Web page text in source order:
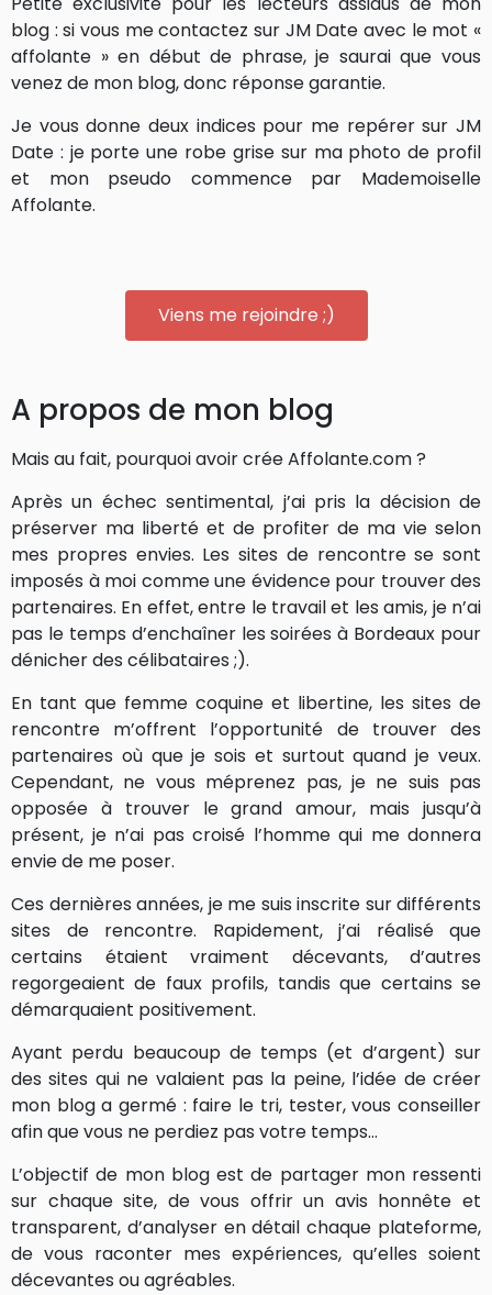
blog : si vous me contactez sur JM Date avec le mot «
affolante » en début de phrase, je saurai que vous
venez de mon blog, donc réponse garantie.
Je vous donne deux indices pour me repérer sur JM
Date : je porte une robe grise sur ma photo de profil
et mon pseudo commence par Mademoiselle
Affolante.
Viens me rejoindre ;)
A propos de mon blog
Mais au fait, pourquoi avoir crée Affolante.com ?
Après un échec sentimental, j’ai pris la décision de
préserver ma liberté et de profiter de ma vie selon
mes propres envies. Les sites de rencontre se sont
imposés à moi comme une évidence pour trouver des
partenaires. En effet, entre le travail et les amis, je n’ai
pas le temps d’enchaîner les soirées à Bordeaux pour
dénicher des célibataires ;).
En tant que femme coquine et libertine, les sites de
rencontre m’offrent l’opportunité de trouver des
partenaires où que je sois et surtout quand je veux.
Cependant, ne vous méprenez pas, je ne suis pas
opposée à trouver le grand amour, mais jusqu’à
présent, je n’ai pas croisé l’homme qui me donnera
envie de me poser.
Ces dernières années, je me suis inscrite sur différents
sites de rencontre. Rapidement, j’ai réalisé que
certains étaient vraiment décevants, d’autres
regorgeaient de faux profils, tandis que certains se
démarquaient positivement.
Ayant perdu beaucoup de temps (et d’argent) sur
des sites qui ne valaient pas la peine, l’idée de créer
mon blog a germé : faire le tri, tester, vous conseiller
afin que vous ne perdiez pas votre temps…
L’objectif de mon blog est de partager mon ressenti
sur chaque site, de vous offrir un avis honnête et
transparent, d’analyser en détail chaque plateforme,
de vous raconter mes expériences, qu’elles soient
décevantes ou agréables.